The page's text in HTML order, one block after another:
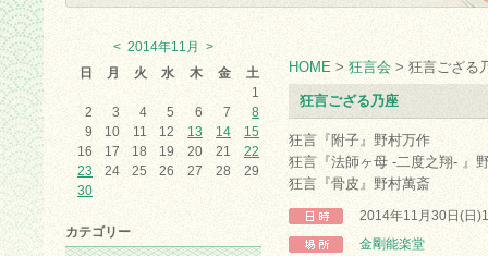
HOME > 狂言会 > 狂言ござる
狂言ござる乃座
狂言『附子』野村万作
狂言『法師ヶ母 -二度之翔- 』
狂言『骨皮』野村萬斎
2014年11月30日(日
金剛能楽堂
< 2014年11月
>
日
月 火 水 木 金
土
1
2
3 4 5 6 7
8
9
10 11 12 13 14
15
16
17 18 19 20 21
22
23
24 25 26 27 28
29
30
カテゴリー